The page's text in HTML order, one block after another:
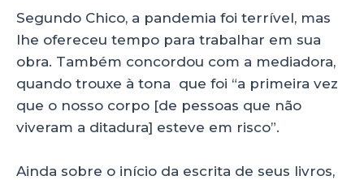
Segundo Chico, a pandemia foi terrível, mas
lhe ofereceu tempo para trabalhar em sua
obra. Também concordou com a mediadora,
quando trouxe à tona que foi “a primeira vez
que o nosso corpo [de pessoas que não
viveram a ditadura] esteve em risco”.
Ainda sobre o início da escrita de seus livros,